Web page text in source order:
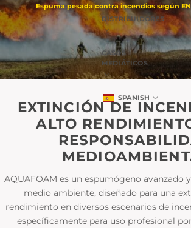
DISTRIBUIDORES
CASOS
MEDIÁTICOS
SPANISH
Espuma pesada contra incendios según EN
EXTINCIÓN DE
ALTO
AQUAFOAM es un espumógeno avanzado
medio ambiente, diseñado para una
rendimiento en diversos escenarios de
específicamente para uso profesional